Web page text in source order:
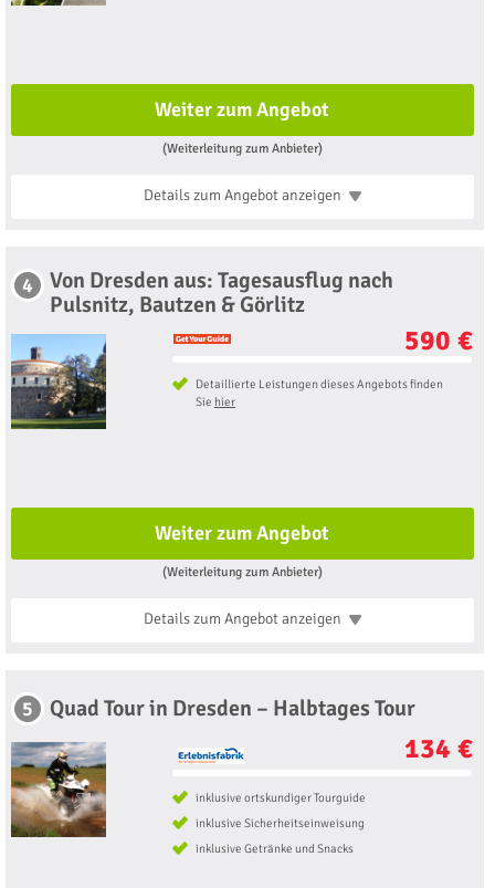
Weiter zum Angebot
(Weiterleitung zum Anbieter)
Details zum Angebotanzeigen
4
Von Dresden aus: Tagesausflug nach
Pulsnitz, Bautzen & Görlitz
590 €
Detaillierte Leistungen dieses Angebots finden
Sie hier
Weiter zum Angebot
(Weiterleitung zum Anbieter)
Details zum Angebotanzeigen
5 Quad Tour in Dresden – Halbtages Tour
134 €
inklusive ortskundiger Tourguide
inklusive Sicherheitseinweisung
inklusive Getränke und Snacks